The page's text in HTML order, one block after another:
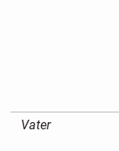
Vater